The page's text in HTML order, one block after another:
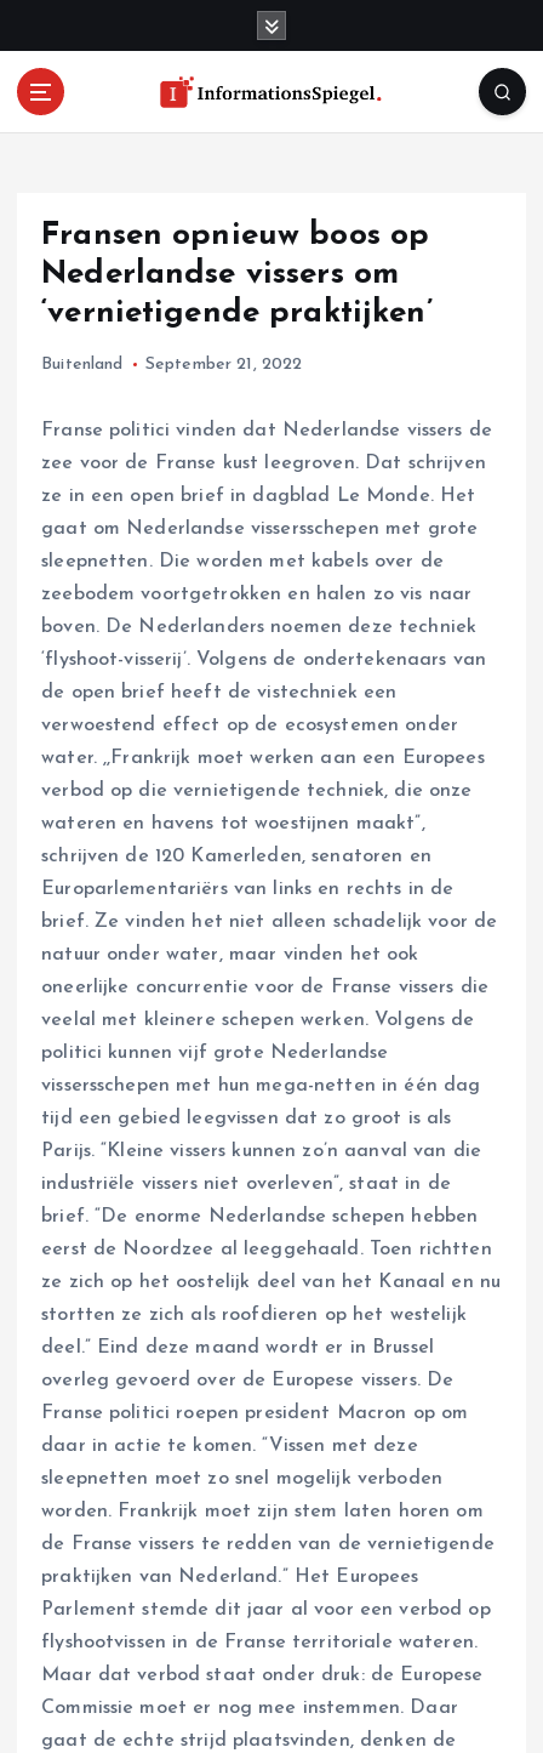
Fransen opnieuw boos op
Nederlandse vissers om
‘vernietigende praktijken’
Buitenland September 21, 2022
Franse politici vinden dat Nederlandse vissers de
zee voor de Franse kust leegroven. Dat schrijven
ze in een open brief in dagblad Le Monde. Het
gaat om Nederlandse vissersschepen met grote
sleepnetten. Die worden met kabels over de
zeebodem voortgetrokken en halen zo vis naar
boven. De Nederlanders noemen deze techniek
‘flyshoot-visserij’. Volgens de ondertekenaars van
de open brief heeft de vistechniek een
verwoestend effect op de ecosystemen onder
water. ,,Frankrijk moet werken aan een Europees
verbod op die vernietigende techniek, die onze
wateren en havens tot woestijnen maakt”,
schrijven de 120 Kamerleden, senatoren en
Europarlementariërs van links en rechts in de
brief. Ze vinden het niet alleen schadelijk voor de
natuur onder water, maar vinden het ook
oneerlijke concurrentie voor de Franse vissers die
veelal met kleinere schepen werken. Volgens de
politici kunnen vijf grote Nederlandse
vissersschepen met hun mega-netten in één dag
tijd een gebied leegvissen dat zo groot is als
Parijs. “Kleine vissers kunnen zo’n aanval van die
industriële vissers niet overleven”, staat in de
brief. “De enorme Nederlandse schepen hebben
eerst de Noordzee al leeggehaald. Toen richtten
ze zich op het oostelijk deel van het Kanaal en nu
stortten ze zich als roofdieren op het westelijk
deel.” Eind deze maand wordt er in Brussel
overleg gevoerd over de Europese vissers. De
Franse politici roepen president Macron op om
daar in actie te komen. “Vissen met deze
sleepnetten moet zo snel mogelijk verboden
worden. Frankrijk moet zijn stem laten horen om
de Franse vissers te redden van de vernietigende
praktijken van Nederland.” Het Europees
Parlement stemde dit jaar al voor een verbod op
flyshootvissen in de Franse territoriale wateren.
Maar dat verbod staat onder druk: de Europese
Commissie moet er nog mee instemmen. Daar
gaat de echte strijd plaatsvinden, denken de